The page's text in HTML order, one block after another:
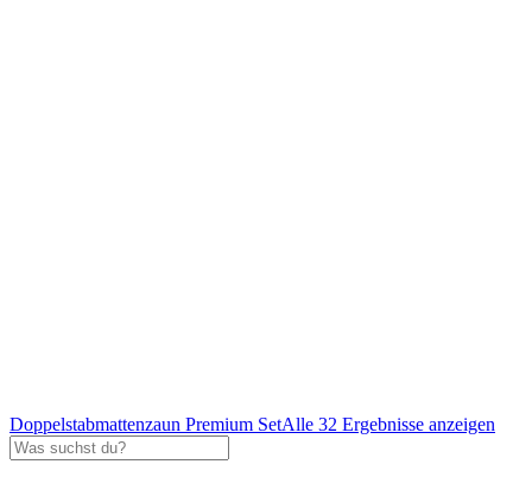
Doppelstabmattenzaun Premium SetAlle 32 Ergebnisse anzeigen